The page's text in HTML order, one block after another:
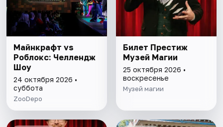
Майнкрафт vs
Роблокс: Челлендж
Шоу
24 октября 2026 •
суббота
ZooDepo
Билет Престиж
Музей Магии
25 октября 2026 •
воскресенье
Музей магии